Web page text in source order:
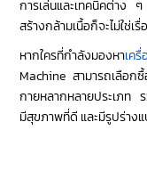
การเล่นและเทคนิคต่าง
สร้างกล้ามเนื้อก็จะไม่ใช่เ
หากใครที่กำลังมองหาเค
Machine สามารถเลือก
กายหลากหลายประเภท
มีสุขภาพที่ดี และมีรูปร่าง